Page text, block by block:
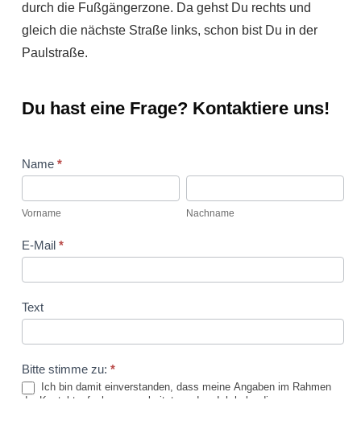
durch die Fußgängerzone. Da gehst Du rechts und
gleich die nächste Straße links, schon bist Du in der
Paulstraße.
Du hast eine Frage? Kontaktiere uns!
Kontaktformular
Name *
Vorname Nachname
E-Mail *
Text
Bitte stimme zu: *
Ich bin damit einverstanden, dass meine Angaben im Rahmen
der Kontaktaufnahme verarbeitet werden. Ich habe die